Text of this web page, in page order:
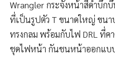
Wrangler กระจังหน้าสีดำบึกบึ
ที่เป็นรูปตัว T ขนาดใหญ่ ขนา
ทรงกลม พร้อมกับไฟ DRL ที่ค
ชุดไฟหน้า กันชนหน้าออกแบ